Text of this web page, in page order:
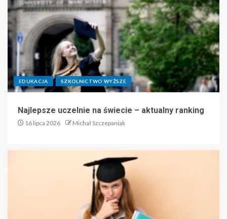
EDUKACJA SZKOLNICTWO WYŻSZE
Najlepsze uczelnie na świecie – aktualny ranking
16 lipca 2026 Michał Szczepaniak